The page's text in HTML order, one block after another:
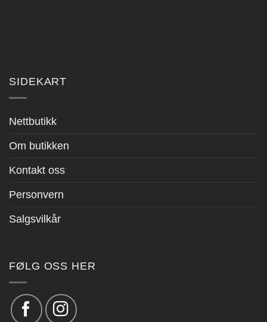
SIDEKART
Nettbutikk
Om butikken
Kontakt oss
Personvern
Salgsvilkår
FØLG OSS HER